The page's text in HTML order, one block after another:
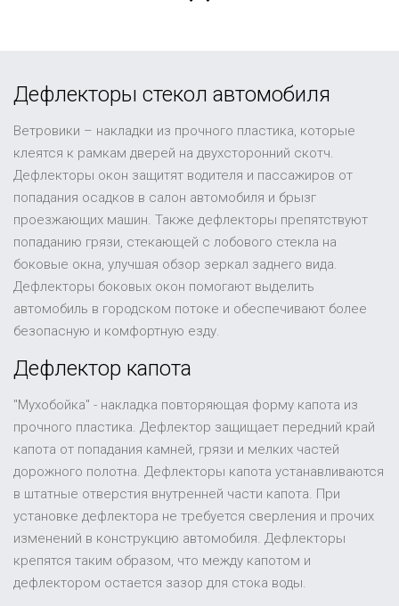
Дефлекторы стекол автомобиля
Ветровики – накладки из прочного пластика, которые
клеятся к рамкам дверей на двухсторонний скотч.
Дефлекторы окон защитят водителя и пассажиров от
попадания осадков в салон автомобиля и брызг
проезжающих машин. Также дефлекторы препятствуют
попаданию грязи, стекающей с лобового стекла на
боковые окна, улучшая обзор зеркал заднего вида.
Дефлекторы боковых окон помогают выделить
автомобиль в городском потоке и обеспечивают более
безопасную и комфортную езду.
Дефлектор капота
"Мухобойка" - накладка повторяющая форму капота из
прочного пластика. Дефлектор защищает передний край
капота от попадания камней, грязи и мелких частей
дорожного полотна. Дефлекторы капота устанавливаются
в штатные отверстия внутренней части капота. При
установке дефлектора не требуется сверления и прочих
изменений в конструкцию автомобиля. Дефлекторы
крепятся таким образом, что между капотом и
дефлектором остается зазор для стока воды.